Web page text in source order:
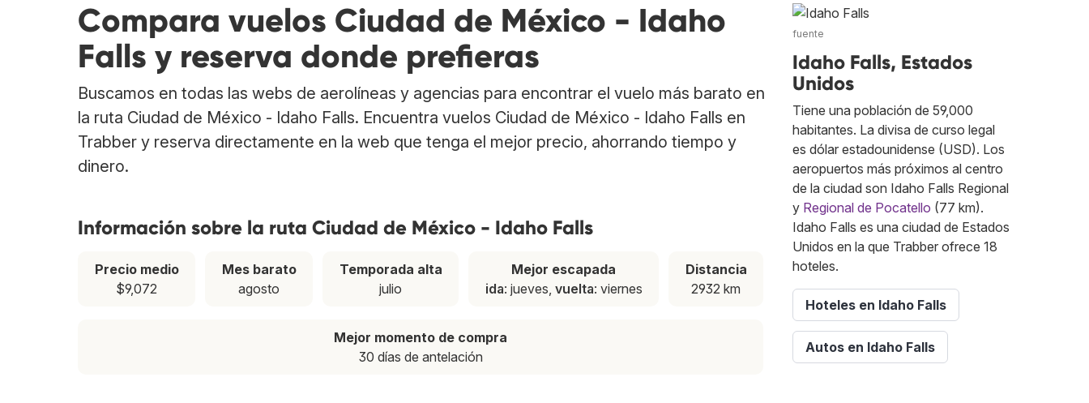
Compara vuelos Ciudad de México - Idaho
Falls y reserva donde prefieras
Buscamos en todas las webs de aerolíneas y agencias para encontrar el vuelo más barato en
la ruta Ciudad de México - Idaho Falls. Encuentra vuelos Ciudad de México - Idaho Falls en
Trabber y reserva directamente en la web que tenga el mejor precio, ahorrando tiempo y
dinero.
Información sobre la ruta Ciudad de México - Idaho Falls
Precio medio
$9,072
Mes barato
agosto
Temporada alta
julio
Mejor escapada
ida: jueves, vuelta: viernes
Distancia
2932 km
Mejor momento de compra
30 días de antelación
fuente
Idaho Falls, Estados
Unidos
Tiene una población de 59,000
habitantes. La divisa de curso legal
es dólar estadounidense (USD). Los
aeropuertos más próximos al centro
de la ciudad son Idaho Falls Regional
y Regional de Pocatello (77 km).
Idaho Falls es una ciudad de Estados
Unidos en la que Trabber ofrece 18
hoteles.
Hoteles en Idaho Falls
Autos en Idaho Falls